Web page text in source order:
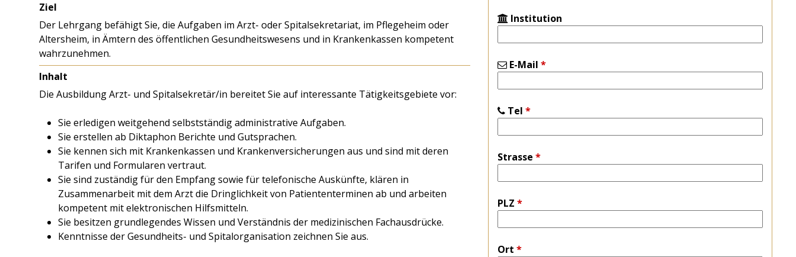
Ziel
Der Lehrgang befähigt Sie, die Aufgaben im Arzt- oder Spitalsekretariat, im Pflegeheim oder
Altersheim, in Ämtern des öffentlichen Gesundheitswesens und in Krankenkassen kompetent
wahrzunehmen.
Inhalt
Die Ausbildung Arzt- und Spitalsekretär/in bereitet Sie auf interessante Tätigkeitsgebiete vor:
Sie erledigen weitgehend selbstständig administrative Aufgaben.
Sie erstellen ab Diktaphon Berichte und Gutsprachen.
Sie kennen sich mit Krankenkassen und Krankenversicherungen aus und sind mit deren
Tarifen und Formularen vertraut.
Sie sind zuständig für den Empfang sowie für telefonische Auskünfte, klären in
Zusammenarbeit mit dem Arzt die Dringlichkeit von Patiententerminen ab und arbeiten
kompetent mit elektronischen Hilfsmitteln.
Sie besitzen grundlegendes Wissen und Verständnis der medizinischen Fachausdrücke.
Kenntnisse der Gesundheits- und Spitalorganisation zeichnen Sie aus.
Institution
E-Mail *
Tel *
Strasse *
PLZ *
Ort *